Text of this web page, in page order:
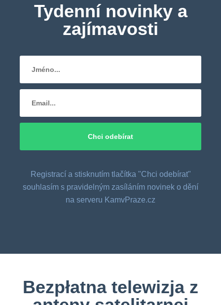
Tydenní novinky a
zajímavosti
Registrací a stisknutím tlačítka "Chci odebírat"
souhlasím s pravidelným zasíláním novinek o dění
na serveru KamvPraze.cz
Bezpłatna telewizja z